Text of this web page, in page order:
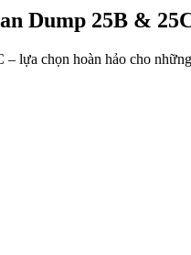
Dump 25B &
chọn hoàn hảo cho